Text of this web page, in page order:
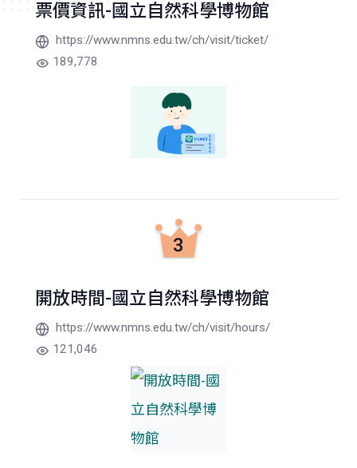
票價資訊-國立自然科學博物館
https://www.nmns.edu.tw/ch/visit/ticket/
189,778
3
開放時間-國立自然科學博物館
https://www.nmns.edu.tw/ch/visit/hours/
121,046